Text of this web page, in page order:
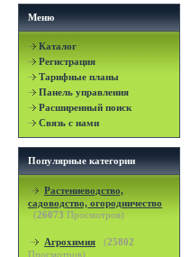
Меню
Каталог
Регистрация
Тарифные планы
Панель управления
Расширенный поиск
Связь с нами
Популярные категории
Растениеводство,
садоводство, огородничество
(26073 Просмотров)
Агрохимия (25802
Просмотров)